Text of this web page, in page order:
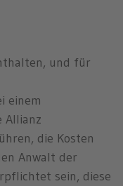
und für
einem
Allianz
die Kosten
Anwalt der
sein, diese